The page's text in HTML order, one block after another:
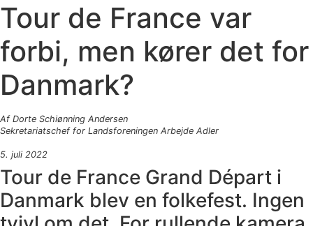
Tour de France var
forbi, men kører det for
Danmark?
Af Dorte Schiønning Andersen
Sekretariatschef for Landsforeningen Arbejde Adler
5. juli 2022
Tour de France Grand Départ i
Danmark blev en folkefest. Ingen